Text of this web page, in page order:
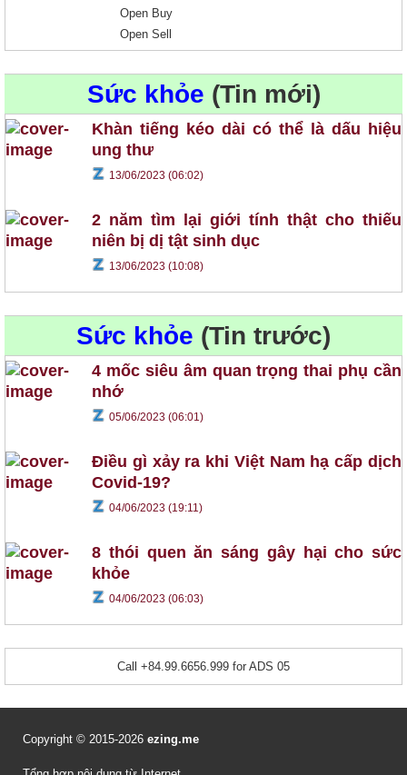
Open Buy
Open Sell
Sức khỏe (Tin mới)
Khàn tiếng kéo dài có thể là dấu hiệu
ung thư
13/06/2023 (06:02)
2 năm tìm lại giới tính thật cho thiếu
niên bị dị tật sinh dục
13/06/2023 (10:08)
Sức khỏe (Tin trước)
4 mốc siêu âm quan trọng thai phụ cần
nhớ
05/06/2023 (06:01)
Điều gì xảy ra khi Việt Nam hạ cấp dịch
Covid-19?
04/06/2023 (19:11)
8 thói quen ăn sáng gây hại cho sức
khỏe
04/06/2023 (06:03)
Call +84.99.6656.999 for ADS 05
Copyright © 2015-2026 ezing.me